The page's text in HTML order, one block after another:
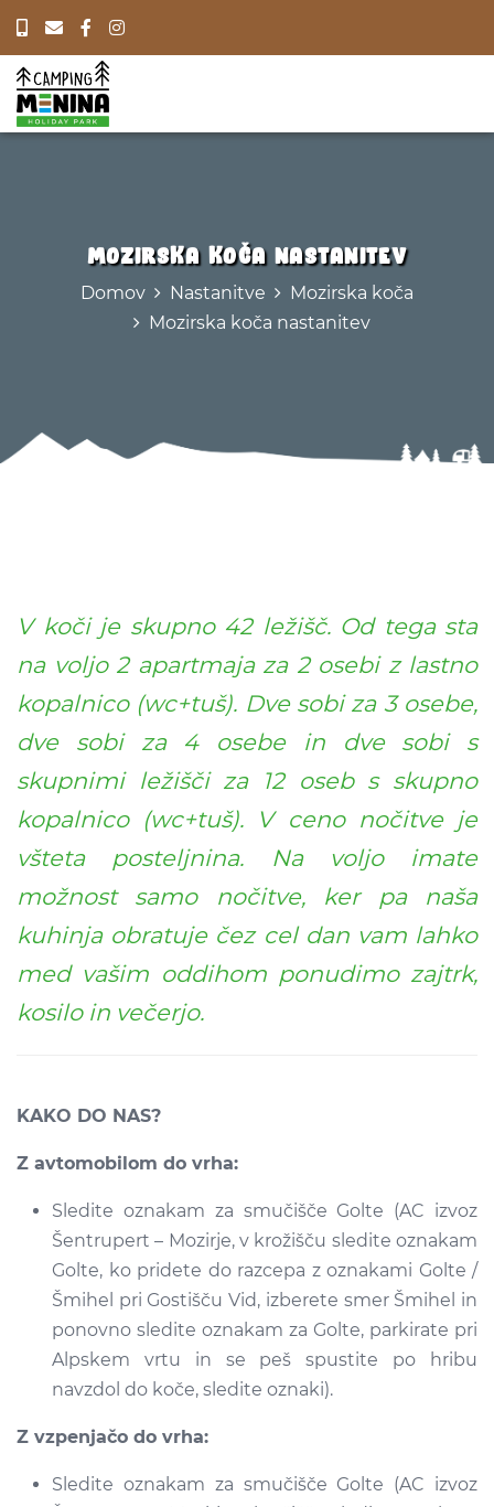
Mozirska koča nastanitev
Domov Nastanitve
Mozirska koča
Mozirska koča nastanitev
V koči je skupno 42 ležišč. Od tega sta
na voljo 2 apartmaja za 2 osebi z lastno
kopalnico (wc+tuš). Dve sobi za 3 osebe,
dve sobi za 4 osebe in dve sobi s
skupnimi ležišči za 12 oseb s skupno
kopalnico (wc+tuš). V ceno nočitve je
všteta posteljnina. Na voljo imate
možnost samo nočitve, ker pa naša
kuhinja obratuje čez cel dan vam lahko
med vašim oddihom ponudimo zajtrk,
kosilo in večerjo.
KAKO DO NAS?
Z avtomobilom do vrha:
Sledite oznakam za smučišče Golte (AC izvoz
Šentrupert – Mozirje, v krožišču sledite oznakam
Golte, ko pridete do razcepa z oznakami Golte /
Šmihel pri Gostišču Vid, izberete smer Šmihel in
ponovno sledite oznakam za Golte, parkirate pri
Alpskem vrtu in se peš spustite po hribu
navzdol do koče, sledite oznaki).
Z vzpenjačo do vrha:
Sledite oznakam za smučišče Golte (AC izvoz